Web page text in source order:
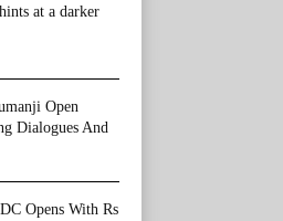
at a darker
Open
Dialogues And
Opens With Rs